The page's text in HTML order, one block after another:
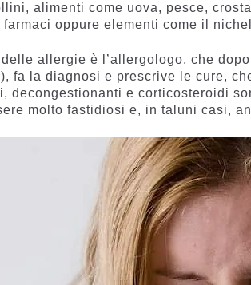
alimenti come uova, pesce,
oppure elementi come il
allergie è l’allergologo, che
fa la diagnosi e prescrive le cure,
decongestionanti e corticosteroidi
molto fastidiosi e, in taluni casi,